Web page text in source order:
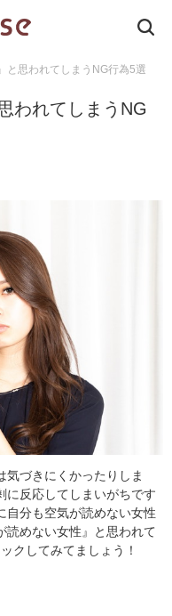
と思われてしまうNG行為5選
われてしまうNG
気づきにくかったりしま
に反応してしまいがちです
自分も空気が読めない女性
読めない女性』と思われて
クしてみてましょう！